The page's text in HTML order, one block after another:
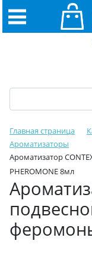
Главная страница
Ароматизаторы
Ароматизатор
PHEROMONE 8мл